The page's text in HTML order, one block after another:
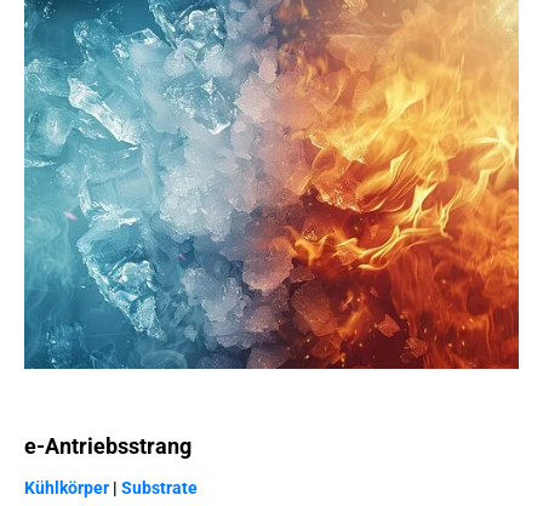
e-Antriebsstrang
Kühlkörper | Substrate